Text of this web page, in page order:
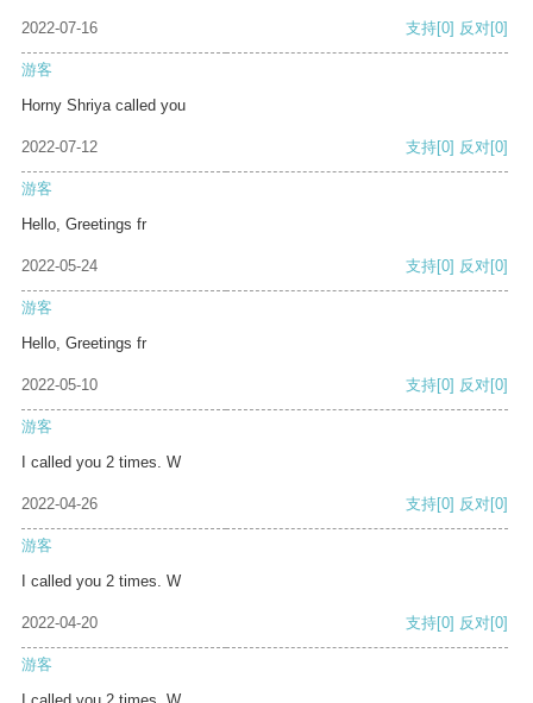
2022-07-16 支持[0] 反对[0]
游客
Horny Shriya called you
2022-07-12 支持[0] 反对[0]
游客
Hello, Greetings fr
2022-05-24 支持[0] 反对[0]
游客
Hello, Greetings fr
2022-05-10 支持[0] 反对[0]
游客
I called you 2 times. W
2022-04-26 支持[0] 反对[0]
游客
I called you 2 times. W
2022-04-20 支持[0] 反对[0]
游客